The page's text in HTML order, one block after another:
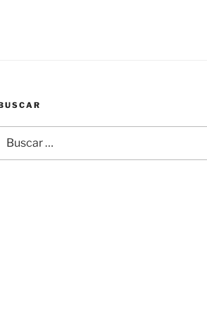
Murcia»
por: